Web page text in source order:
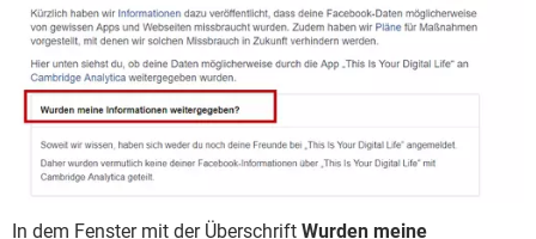
In dem Fenster mit der Überschrift Wurden meine